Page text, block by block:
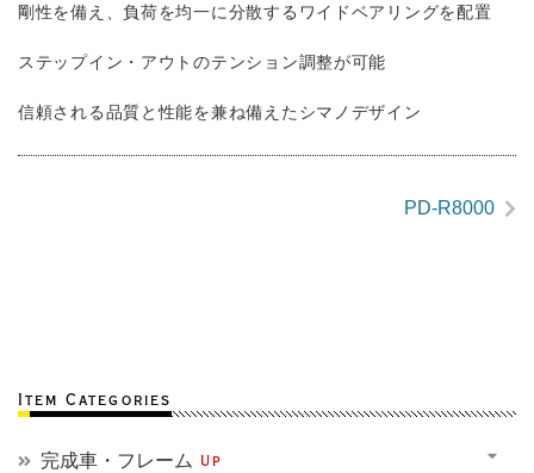
剛性を備え、負荷を均一に分散するワイドベアリングを配置
ステップイン・アウトのテンション調整が可能
信頼される品質と性能を兼ね備えたシマノデザイン
PD-R8000
Item Categories
完成車・フレーム Up